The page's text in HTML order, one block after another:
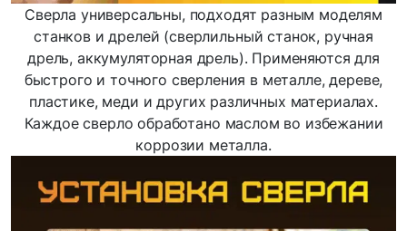
Сверла универсальны, подходят разным моделям
станков и дрелей (сверлильный станок, ручная
дрель, аккумуляторная дрель). Применяются для
быстрого и точного сверления в металле, дереве,
пластике, меди и других различных материалах.
Каждое сверло обработано маслом во избежании
коррозии металла.